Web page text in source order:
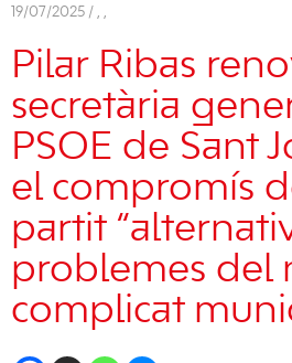
19/07/2025 / , ,
Pilar Ribas
secretària
PSOE de Sant
el compromís
partit
problemes del
complicat